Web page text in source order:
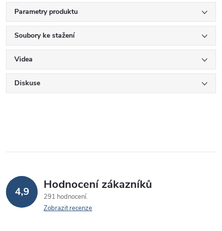
Parametry produktu
Soubory ke stažení
Videa
Diskuse
4,9 Hodnocení zákazníků
291 hodnocení
Zobrazit recenze